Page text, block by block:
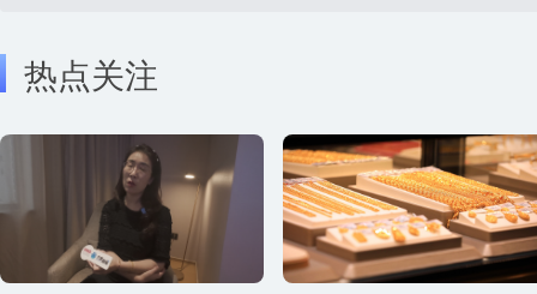
热点关注